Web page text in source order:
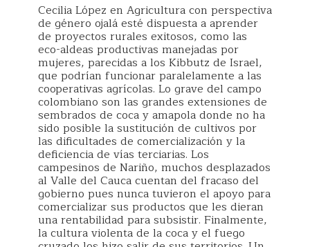
Cecilia López en Agricultura con perspectiva
de género ojalá esté dispuesta a aprender
de proyectos rurales exitosos, como las
eco-aldeas productivas manejadas por
mujeres, parecidas a los Kibbutz de Israel,
que podrían funcionar paralelamente a las
cooperativas agrícolas. Lo grave del campo
colombiano son las grandes extensiones de
sembrados de coca y amapola donde no ha
sido posible la sustitución de cultivos por
las dificultades de comercialización y la
deficiencia de vías terciarias. Los
campesinos de Nariño, muchos desplazados
al Valle del Cauca cuentan del fracaso del
gobierno pues nunca tuvieron el apoyo para
comercializar sus productos que les dieran
una rentabilidad para subsistir. Finalmente,
la cultura violenta de la coca y el fuego